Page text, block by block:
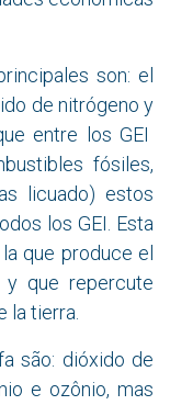
son: el
de nitrógeno y
entre los GEI
fósiles,
licuado) estos
los GEI. Esta
que produce el
y que repercute
la tierra.
são: dióxido de
e ozônio, mas